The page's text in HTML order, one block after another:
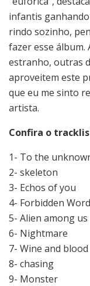
infantis ganhando
rindo sozinho,
fazer esse álbum.
estranho, outras
aproveitem este
que eu me sinto
artista.
Confira o
1- To the
2- skeleton
3- Echos of you
4- Forbidden
5- Alien among us
6- Nightmare
7- Wine and blood
8- chasing
9- Monster